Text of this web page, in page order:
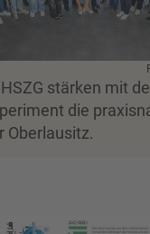
stärken mit
die
Oberlausitz.